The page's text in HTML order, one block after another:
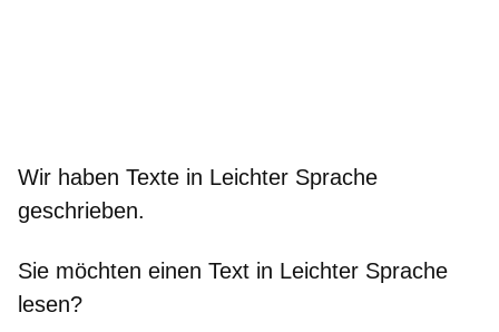
Wir haben Texte in Leichter Sprache
geschrieben.
Sie möchten einen Text in Leichter Sprache
lesen?